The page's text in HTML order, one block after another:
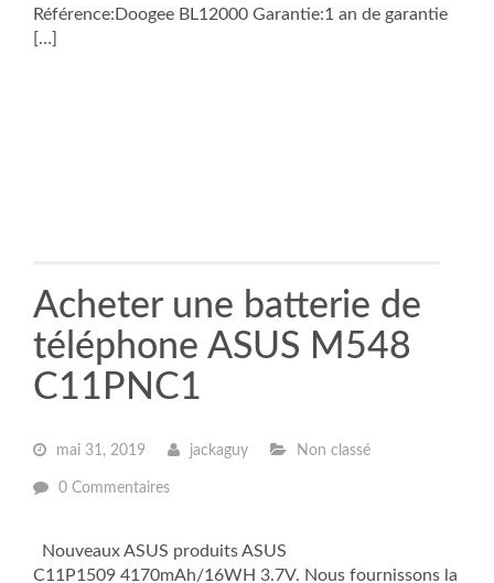
Référence:Doogee BL12000 Garantie:1 an de garantie
[…]
Acheter une batterie de
téléphone ASUS M548
C11PNC1
mai 31, 2019 jackaguy Non classé
0 Commentaires
Nouveaux ASUS produits ASUS
C11P1509 4170mAh/16WH 3.7V. Nous fournissons la